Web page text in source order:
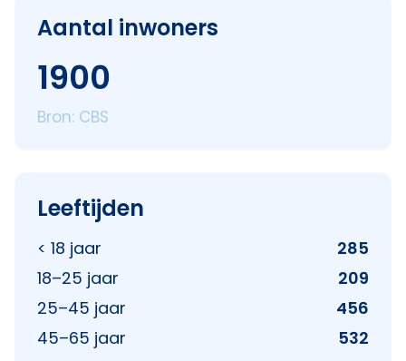
Aantal inwoners
1900
Bron: CBS
Leeftijden
< 18 jaar
285
18–25 jaar
209
25–45 jaar
456
45–65 jaar
532